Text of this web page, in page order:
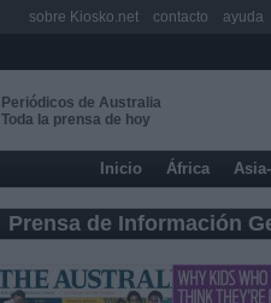
Periódicos de Australia
Toda la prensa de hoy
Inicio África
Prensa de Información
sobre Kiosko.net contacto ayuda